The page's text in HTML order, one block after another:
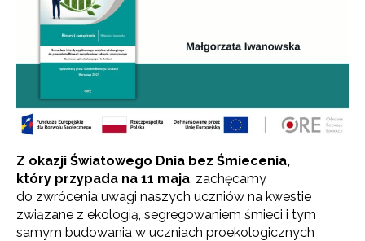
Z okazji Światowego Dnia bez Śmiecenia,
który przypada na 11 maja, zachęcamy
do zwrócenia uwagi naszych uczniów na kwestie
związane z ekologią, segregowaniem śmieci i tym
samym budowania w uczniach proekologicznych